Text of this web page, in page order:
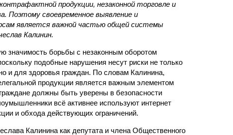
продукции, незаконной торговле и
Поэтому своевременное выявление и
является важной частью общей системы
Калинин.
значимость борьбы с незаконным оборотом
подобные нарушения несут риски не только
и для здоровья граждан. По словам Калинина,
продукции является важным элементом
должны быть уверены в безопасности
всё активнее используют интернет
и обхода действующих ограничений.
Калинина как депутата и члена Общественного